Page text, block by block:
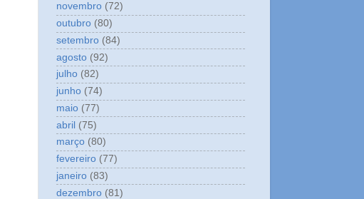
novembro (72)
outubro (80)
setembro (84)
agosto (92)
julho (82)
junho (74)
maio (77)
abril (75)
março (80)
fevereiro (77)
janeiro (83)
dezembro (81)